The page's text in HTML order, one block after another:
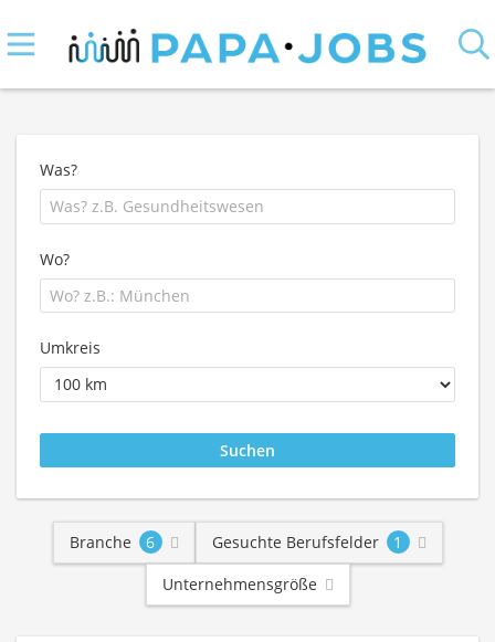
Was?
Wo?
Umkreis
Branche 6 Gesuchte Berufsfelder
1
Unternehmensgröße